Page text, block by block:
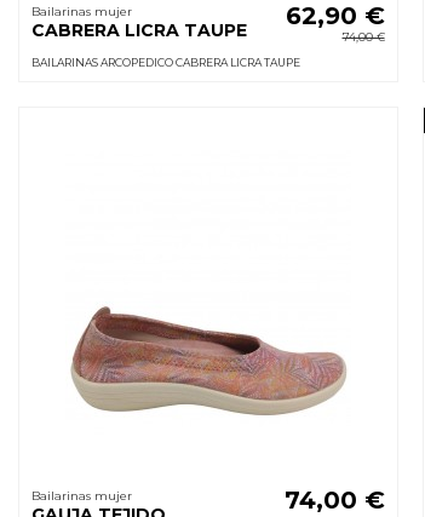
Bailarinas mujer
CABRERA LICRA TAUPE
62,90 €
74,00 €
BAILARINAS ARCOPEDICO CABRERA LICRA TAUPE
Bailarinas mujer 74,00 €